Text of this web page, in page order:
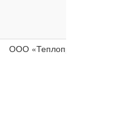
ООО «Теплоприбор»